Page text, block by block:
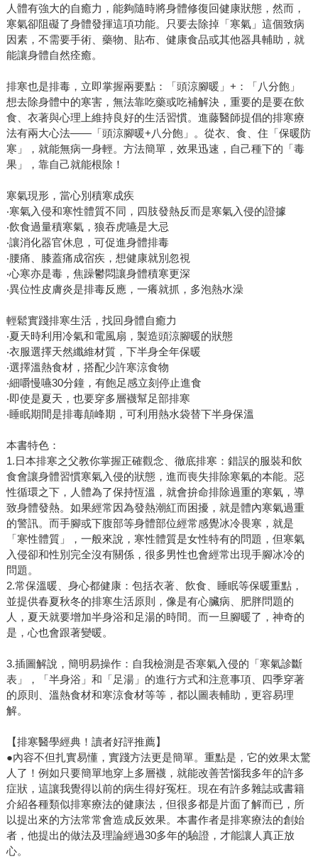
人體有強大的自癒力，能夠隨時將身體修復回健康狀態，然而，
寒氣卻阻礙了身體發揮這項功能。只要去除掉「寒氣」這個致病
因素，不需要手術、藥物、貼布、健康食品或其他器具輔助，就
能讓身體自然痊癒。
排寒也是排毒，立即掌握兩要點：「頭涼腳暖」+：「八分飽」
想去除身體中的寒害，無法靠吃藥或吃補解決，重要的是要在飲
食、衣著與心理上維持良好的生活習慣。進藤醫師提倡的排寒療
法有兩大心法――「頭涼腳暖+八分飽」。從衣、食、住「保暖防
寒」，就能無病一身輕。方法簡單，效果迅速，自己種下的「毒
果」，靠自己就能根除！
寒氣現形，當心別積寒成疾
‧寒氣入侵和寒性體質不同，四肢發熱反而是寒氣入侵的證據
‧飲食過量積寒氣，狼吞虎嚥是大忌
‧讓消化器官休息，可促進身體排毒
‧腰痛、膝蓋痛成宿疾，想健康就別忽視
‧心寒亦是毒，焦躁鬱悶讓身體積寒更深
‧異位性皮膚炎是排毒反應，一癢就抓，多泡熱水澡
輕鬆實踐排寒生活，找回身體自癒力
‧夏天時利用冷氣和電風扇，製造頭涼腳暖的狀態
‧衣服選擇天然纖維材質，下半身全年保暖
‧選擇溫熱食材，搭配少許寒涼食物
‧細嚼慢嚥30分鐘，有飽足感立刻停止進食
‧即使是夏天，也要穿多層襪幫足部排寒
‧睡眠期間是排毒顛峰期，可利用熱水袋替下半身保溫
本書特色：
1.日本排寒之父教你掌握正確觀念、徹底排寒：錯誤的服裝和飲
食會讓身體習慣寒氣入侵的狀態，進而喪失排除寒氣的本能。惡
性循環之下，人體為了保持恆溫，就會拚命排除過重的寒氣，導
致身體發熱。如果經常因為發熱潮紅而困擾，就是體內寒氣過重
的警訊。而手腳或下腹部等身體部位經常感覺冰冷畏寒，就是
「寒性體質」，一般來說，寒性體質是女性特有的問題，但寒氣
入侵卻和性別完全沒有關係，很多男性也會經常出現手腳冰冷的
問題。
2.常保溫暖、身心都健康：包括衣著、飲食、睡眠等保暖重點，
並提供春夏秋冬的排寒生活原則，像是有心臟病、肥胖問題的
人，夏天就要增加半身浴和足湯的時間。而一旦腳暖了，神奇的
是，心也會跟著變暖。
3.插圖解說，簡明易操作：自我檢測是否寒氣入侵的「寒氣診斷
表」，「半身浴」和「足湯」的進行方式和注意事項、四季穿著
的原則、溫熱食材和寒涼食材等等，都以圖表輔助，更容易理
解。
【排寒醫學經典！讀者好評推薦】
●內容不但扎實易懂，實踐方法更是簡單。重點是，它的效果太驚
人了！例如只要簡單地穿上多層襪，就能改善苦惱我多年的許多
症狀，這讓我覺得以前的病生得好冤枉。現在有許多雜誌或書籍
介紹各種類似排寒療法的健康法，但很多都是片面了解而已，所
以提出來的方法常常會造成反效果。本書作者是排寒療法的創始
者，他提出的做法及理論經過30多年的驗證，才能讓人真正放
心。